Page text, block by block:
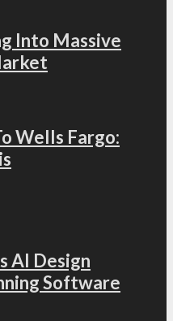
Into Massive
Wells Fargo:
AI Design
Software